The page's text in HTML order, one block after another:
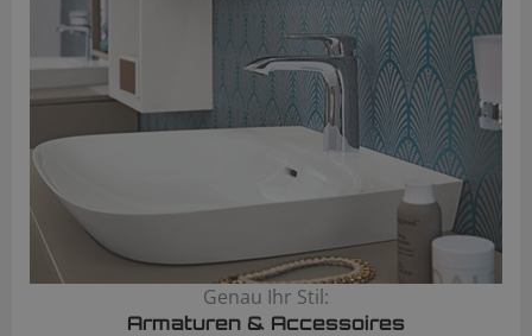
Genau Ihr Stil:
Armaturen & Accessoires